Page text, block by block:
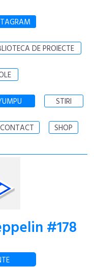
DE PROIECTE
STIRI
CONTACT SHOP
#178